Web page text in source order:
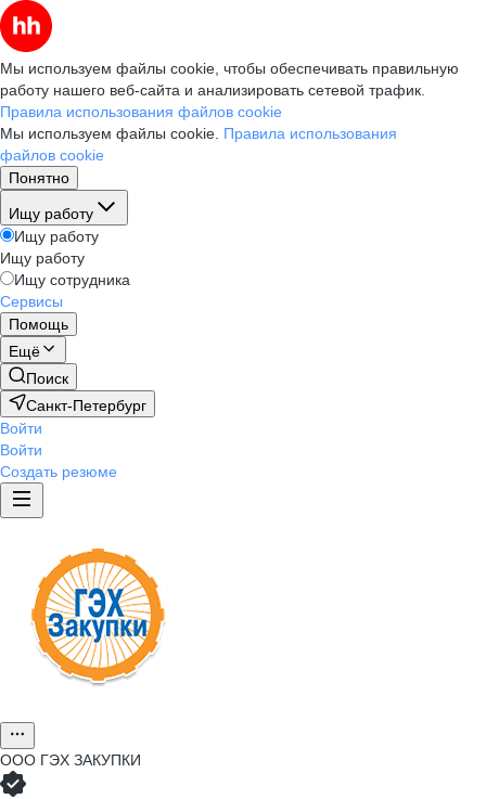
Мы используем файлы cookie, чтобы обеспечивать правильную
работу нашего веб-сайта и анализировать сетевой трафик.
Правила использования файлов cookie
Мы используем файлы cookie. Правила использования
файлов cookie
Понятно
Ищу работу
Ищу работу
Ищу работу
Ищу сотрудника
Сервисы
Помощь
Ещё
Поиск
Санкт-Петербург
Войти
Войти
Создать резюме
ООО ГЭХ ЗАКУПКИ